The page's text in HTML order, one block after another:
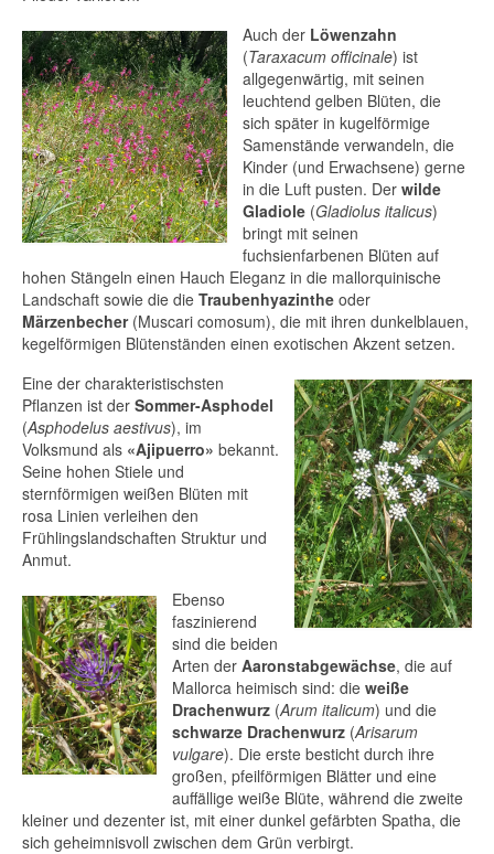
Silvester auf Mallorca und in Palma
Kunst auf Mallorca
Mirall, Jaume Plensa in Palma
Museum Fundación Juan March in Palma
Auch der Löwenzahn
(Taraxacum officinale) ist
allgegenwärtig, mit seinen
leuchtend gelben Blüten, die
sich später in kugelförmige
Samenstände verwandeln, die
Kinder (und Erwachsene) gerne
in die Luft pusten. Der wilde
Gladiole (Gladiolus italicus)
bringt mit seinen
fuchsienfarbenen Blüten auf
hohen Stängeln einen Hauch Eleganz in die mallorquinische
Landschaft sowie die die Traubenhyazinthe oder
Märzenbecher(Muscari comosum), die mit ihren dunkelblauen,
kegelförmigen Blütenständen einen exotischen Akzent setzen.
Eine der charakteristischsten
Pflanzen ist der Sommer-Asphodel
(Asphodelus aestivus), im
Volksmund als «Ajipuerro» bekannt.
Seine hohen Stiele und
sternförmigen weißen Blüten mit
rosa Linien verleihen den
Frühlingslandschaften Struktur und
Anmut.
Ebenso
faszinierend
sind die beiden
Arten der Aaronstabgewächse, die auf
Mallorca heimisch sind: die weiße
Drachenwurz (Arum italicum) und die
schwarze Drachenwurz (Arisarum
vulgare). Die erste besticht durch ihre
großen, pfeilförmigen Blätter und eine
auffällige weiße Blüte, während die zweite
kleiner und dezenter ist, mit einer dunkel gefärbten Spatha, die
sich geheimnisvoll zwischen dem Grün verbirgt.